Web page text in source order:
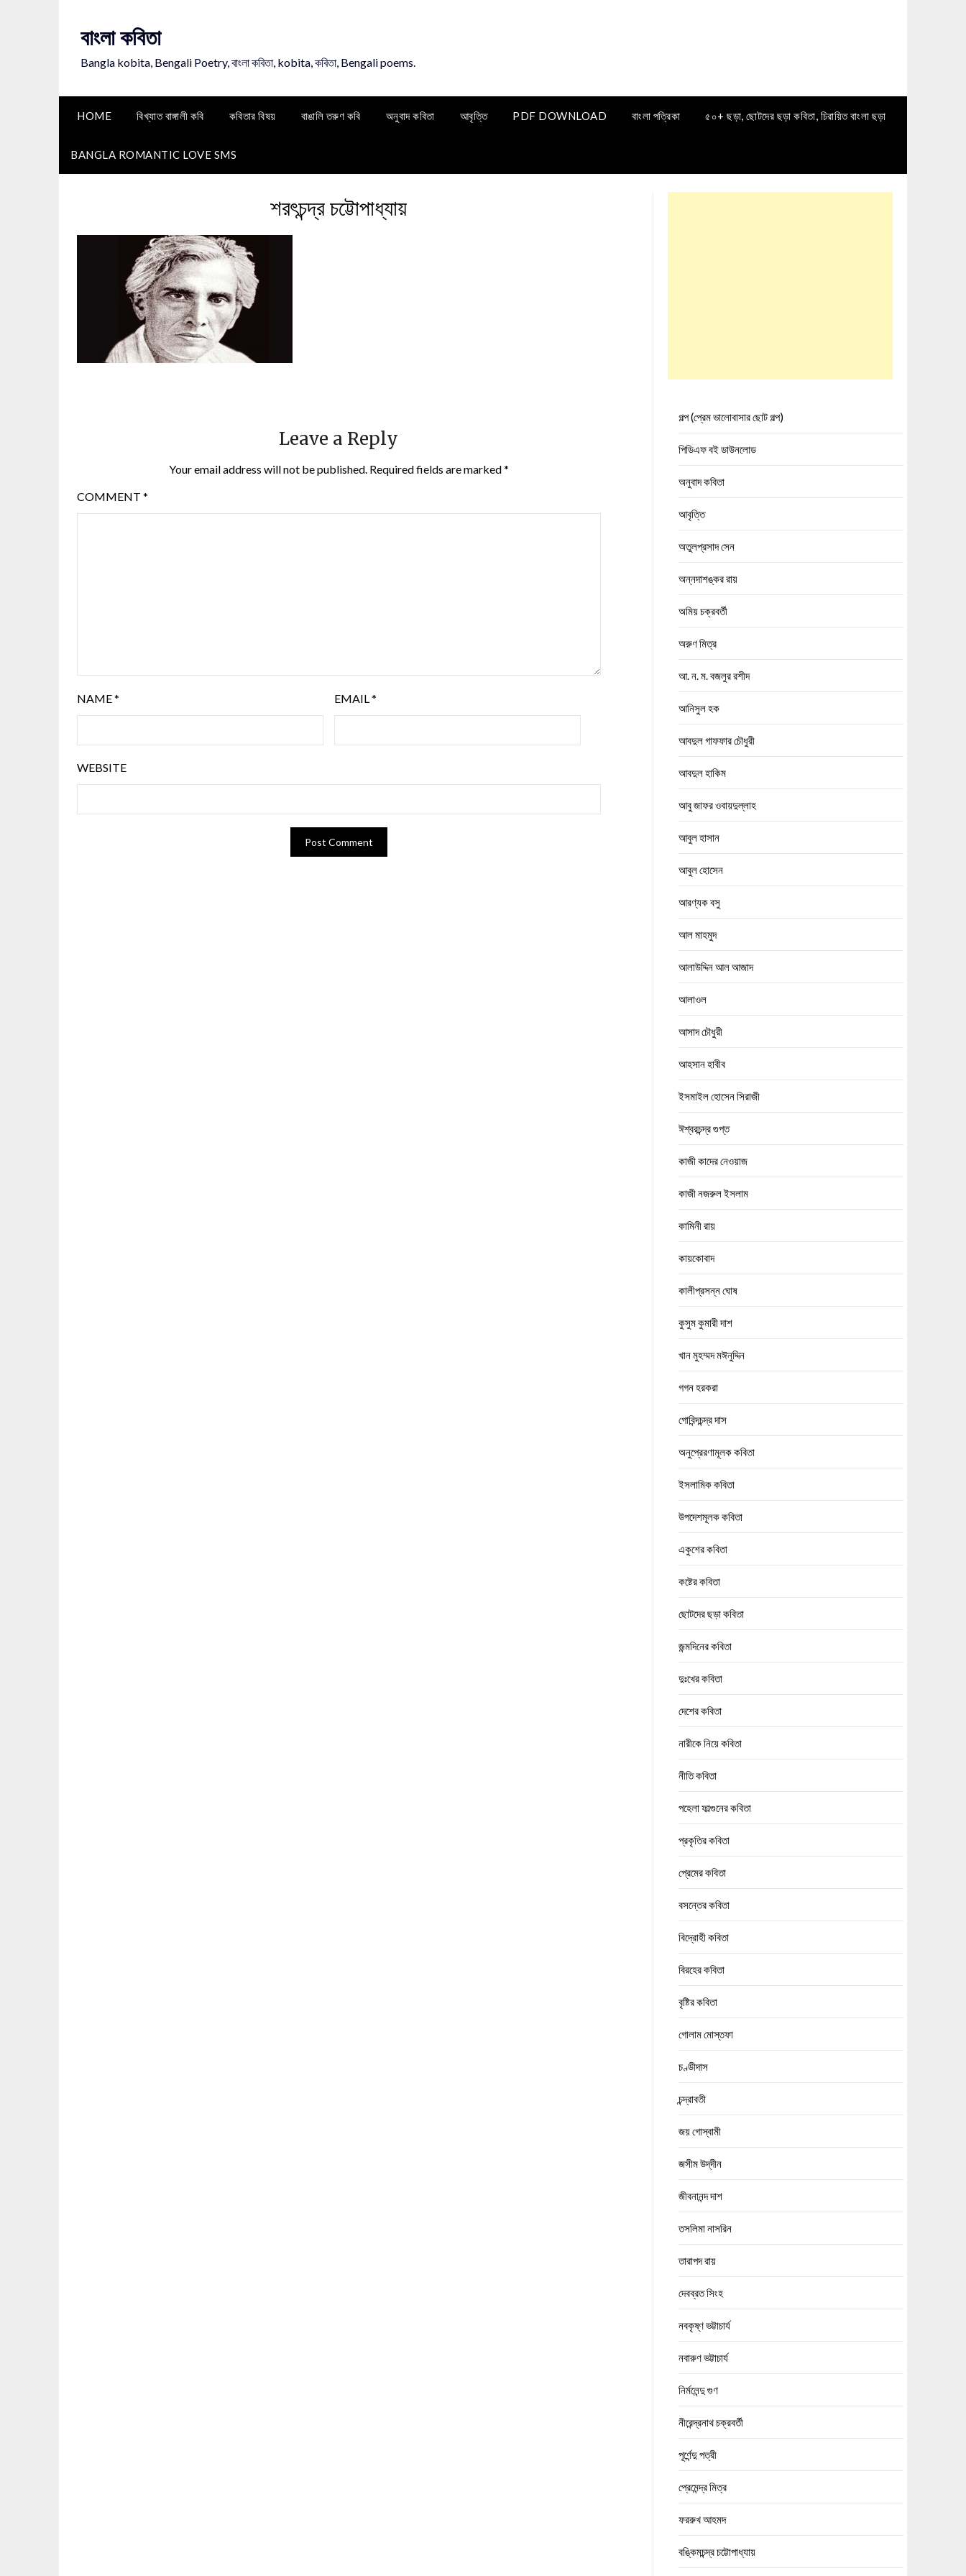
বাংলা কবিতা
Bangla kobita, Bengali Poetry, বাংলা কবিতা, kobita, কবিতা, Bengali poems.
HOME বিখ্যাত বাঙ্গালী কবি কবিতার বিষয় বাঙালি তরুণ কবি অনুবাদ কবিতা আবৃত্তি PDF DOWNLOAD বাংলা পত্রিকা ৫০+ ছড়া, ছোটদের ছড়া কবিতা, চিরায়িত বাংলা ছড়া
BANGLA ROMANTIC LOVE SMS
শরৎচন্দ্র চট্টোপাধ্যায়
Leave a Reply
Your email address will not be published. Required fields are marked*
COMMENT *
NAME* EMAIL*
WEBSITE
গল্প (প্রেম ভালোবাসার ছোট গল্প)
পিডিএফ বই ডাউনলোড
অনুবাদ কবিতা
আবৃত্তি
অতুলপ্রসাদ সেন
অন্নদাশঙ্কর রায়
অমিয় চক্রবর্তী
অরুণ মিত্র
আ. ন. ম. বজলুর রশীদ
আনিসুল হক
আবদুল গাফফার চৌধুরী
আবদুল হাকিম
আবু জাফর ওবায়দুল্লাহ
আবুল হাসান
আবুল হোসেন
আরণ্যক বসু
আল মাহমুদ
আলাউদ্দিন আল আজাদ
আলাওল
আসাদ চৌধুরী
আহসান হাবীব
ইসমাইল হোসেন সিরাজী
ঈশ্বরচন্দ্র গুপ্ত
কাজী কাদের নেওয়াজ
কাজী নজরুল ইসলাম
কামিনী রায়
কায়কোবাদ
কালীপ্রসন্ন ঘোষ
কুসুম কুমারী দাশ
খান মুহম্মদ মঈনুদ্দিন
গগন হরকরা
গোবিন্দচন্দ্র দাস
অনুপ্রেরণামূলক কবিতা
ইসলামিক কবিতা
উপদেশমূলক কবিতা
একুশের কবিতা
কষ্টের কবিতা
ছোটদের ছড়া কবিতা
জন্মদিনের কবিতা
দুঃখের কবিতা
দেশের কবিতা
নারীকে নিয়ে কবিতা
নীতি কবিতা
পহেলা ফাল্গুনের কবিতা
প্রকৃতির কবিতা
প্রেমের কবিতা
বসন্তের কবিতা
বিদ্রোহী কবিতা
বিরহের কবিতা
বৃষ্টির কবিতা
গোলাম মোস্তফা
চণ্ডীদাস
চন্দ্রাবতী
জয় গোস্বামী
জসীম উদ্‌দীন
জীবনানন্দ দাশ
তসলিমা নাসরিন
তারাপদ রায়
দেবব্রত সিংহ
নবকৃষ্ণ ভট্টাচার্য
নবারুণ ভট্টাচার্য
নির্মলেন্দু গুণ
নীরেন্দ্রনাথ চক্রবর্তী
পূর্ণেন্দু পত্রী
প্রেমেন্দ্র মিত্র
ফররুখ আহমদ
বঙ্কিমচন্দ্র চট্টোপাধ্যায়